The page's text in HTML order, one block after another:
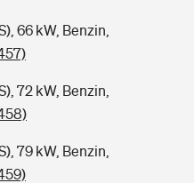
66 kW, Benzin,
72 kW, Benzin,
79 kW, Benzin,